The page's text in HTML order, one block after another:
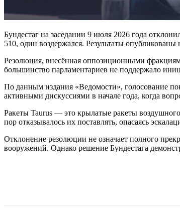
Бундестаг на заседании 9 июля 2026 года
510, один воздержался. Результаты опубликованы
Резолюция, внесённая оппозиционными
большинство парламентариев не поддержало
По данным издания «Ведомости», голосование
активными дискуссиями в начале года, когда
Ракеты Taurus — это крылатые ракеты
пор отказывалось их поставлять, опасаясь
Отклонение резолюции не означает полного
вооружений. Однако решение Бундестага